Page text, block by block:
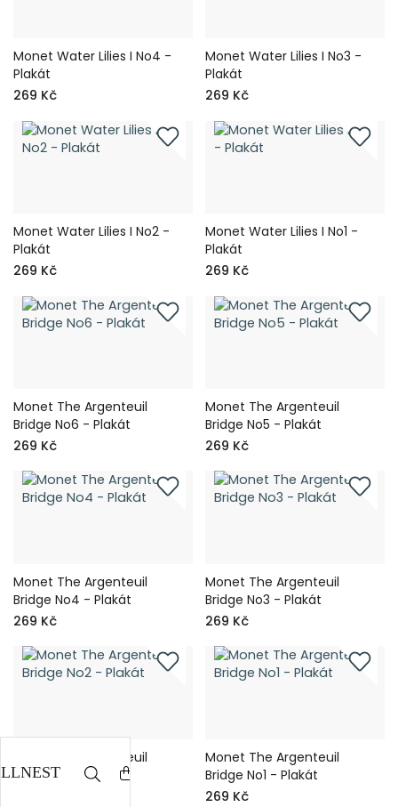
Monet Water Lilies I No4 -
Plakát
269 Kč
Monet Water Lilies I No3 -
Plakát
269 Kč
Monet Water Lilies I No2 -
Plakát
269 Kč
Monet Water Lilies I No1 -
Plakát
269 Kč
Monet The Argenteuil
Bridge No6 - Plakát
269 Kč
Monet The Argenteuil
Bridge No5 - Plakát
269 Kč
Monet The Argenteuil
Bridge No4 - Plakát
269 Kč
Monet The Argenteuil
Bridge No3 - Plakát
269 Kč
Monet The Argenteuil
Bridge No2 - Plakát
Monet The Argenteuil
Bridge No1 - Plakát
269 Kč